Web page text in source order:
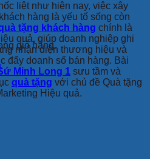
giỏ hàng.
liệt như hiện nay, việc xây
hàng là yếu tố sống còn
tặng khách hàng chính là
quả, giúp doanh nghiệp ghi
nhận diện thương hiệu và
đẩy doanh số bán hàng. Bài
Minh Long 1 sưu tầm và
quà tặng với chủ đề Quà tặng
Hiệu quả.